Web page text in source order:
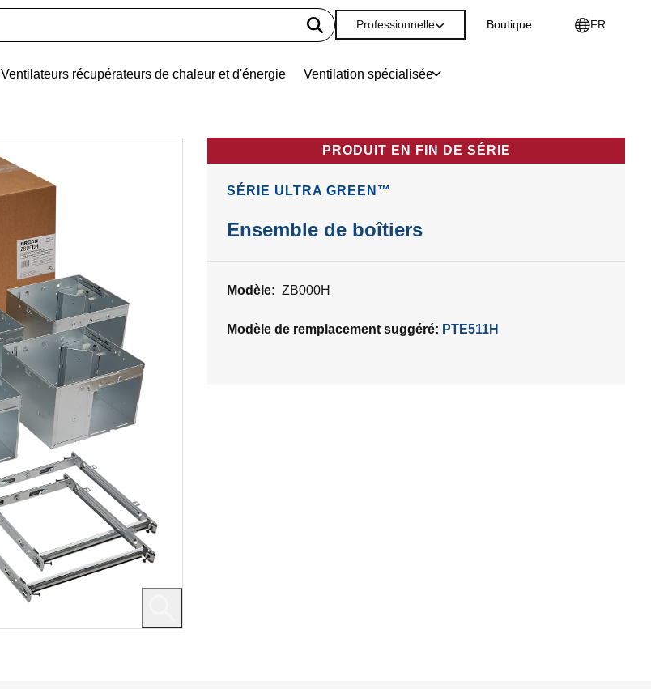
Ventilateurs récupérateurs de chaleur et d'énergie Ventilation spécialisée
Professionnelle Boutique FR
PRODUIT EN FIN DE SÉRIE
SÉRIE ULTRA GREEN™
Ensemble de boîtiers
Modèle: ZB000H
Modèle de remplacement suggéré: PTE511H